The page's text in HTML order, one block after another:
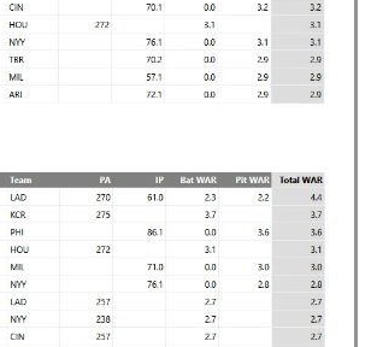
の反応】
無人のラーメン屋に世界が騒然！←「なん
だ！」（海外の反応）
国人を夢中ににする世界観の作品と
外の反応
：日本と韓国の立場が完全に逆転してしま
「日本を笑って見てたのに…（ﾌﾞﾙﾌﾞﾙ」
ら日本のアルフォートというチョコレート